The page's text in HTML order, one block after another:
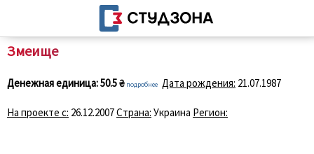
Змеище
Денежная единица:50.5 ₴ подробнее Дата рождения: 21.07.1987
На проекте с: 26.12.2007Страна: Украина Регион: